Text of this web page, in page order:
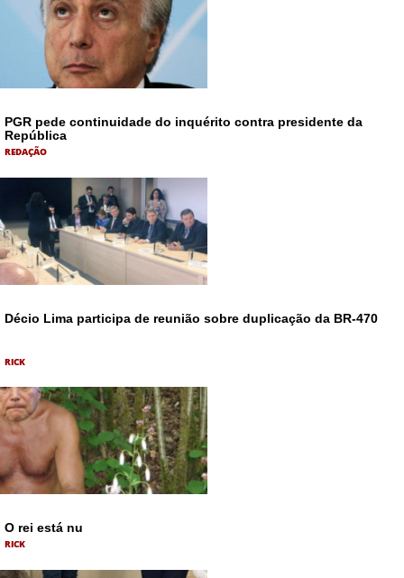
PGR pede continuidade do inquérito contra presidente da
República
REDAÇÃO
Décio Lima participa de reunião sobre duplicação da BR-470
RICK
O rei está nu
RICK